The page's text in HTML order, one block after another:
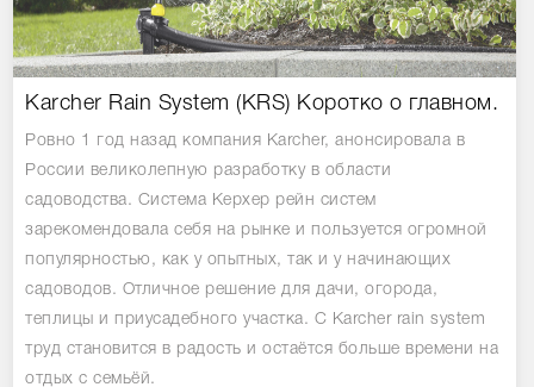
Karcher Rain System (KRS) Коротко о главном.
Ровно 1 год назад компания Karcher, анонсировала в
России великолепную разработку в области
садоводства. Система Керхер рейн систем
зарекомендовала себя на рынке и пользуется огромной
популярностью, как у опытных, так и у начинающих
садоводов. Отличное решение для дачи, огорода,
теплицы и приусадебного участка. С Karcher rain system
труд становится в радость и остаётся больше времени на
отдых с семьёй.